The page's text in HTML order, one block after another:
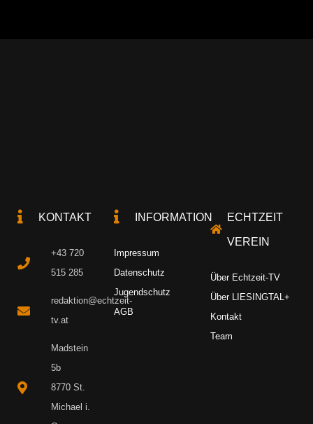
KONTAKT
+43 720
515 285
redaktion@echtzeit-
tv.at
Madstein
5b
8770 St.
Michael i.
INFORMATION
Impressum
Datenschutz
Jugendschutz
AGB
ECHTZEIT
VEREIN
Über Echtzeit-TV
Über LIESINGTAL+
Kontakt
Team